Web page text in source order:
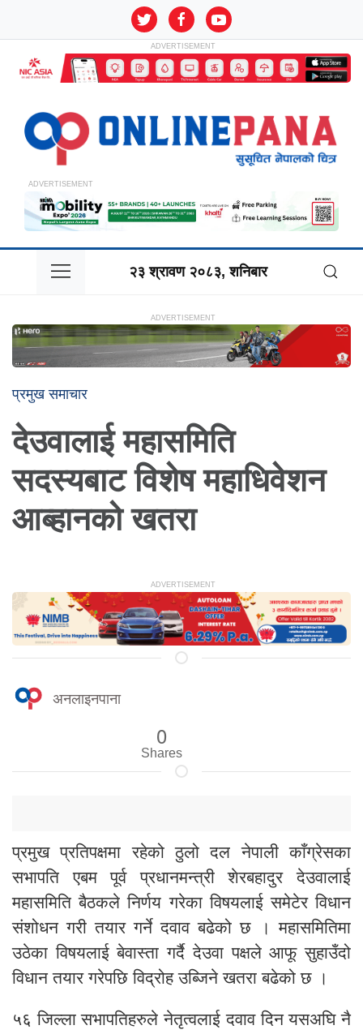
२३ श्रावण २०८३, शनिबार
प्रमुख समाचार
देउवालाई महासमिति
सदस्यबाट विशेष महाधिवेशन
आब्हानको खतरा
अनलाइनपाना
0
Shares
प्रमुख प्रतिपक्षमा रहेको ठुलो दल नेपाली काँग्रेसका
सभापति एबम पूर्व प्रधानमन्त्री शेरबहादुर देउवालाई
महासमिति बैठकले निर्णय गरेका विषयलाई समेटेर विधान
संशोधन गरी तयार गर्ने दवाव बढेको छ । महासमितिमा
उठेका विषयलाई बेवास्ता गर्दै देउवा पक्षले आफू सुहाउँदो
विधान तयार गरेपछि विद्रोह उब्जिने खतरा बढेको छ ।
५६ जिल्ला सभापतिहरुले नेतृत्वलाई दवाव दिन यसअघि नै